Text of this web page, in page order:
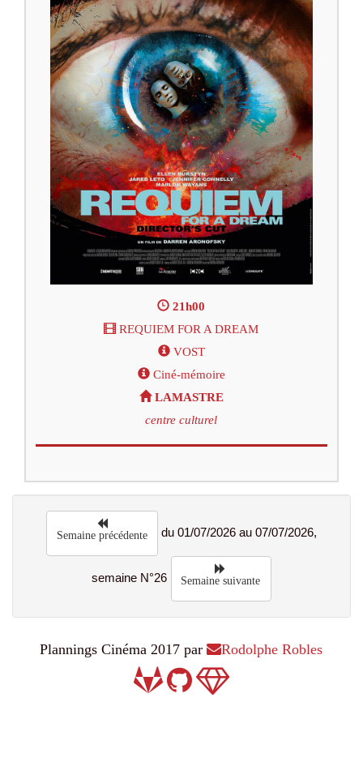
21h00
REQUIEM FOR A DREAM
VOST
Ciné-mémoire
LAMASTRE
centre culturel
Semaine précédente du 01/07/2026 au 07/07/2026,
semaine N°26 Semaine suivante
Plannings Cinéma 2017 par Rodolphe Robles